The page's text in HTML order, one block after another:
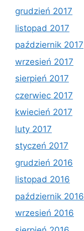
grudzień 2017
listopad 2017
październik 2017
wrzesień 2017
sierpień 2017
czerwiec 2017
kwiecień 2017
luty 2017
styczeń 2017
grudzień 2016
listopad 2016
październik 2016
wrzesień 2016